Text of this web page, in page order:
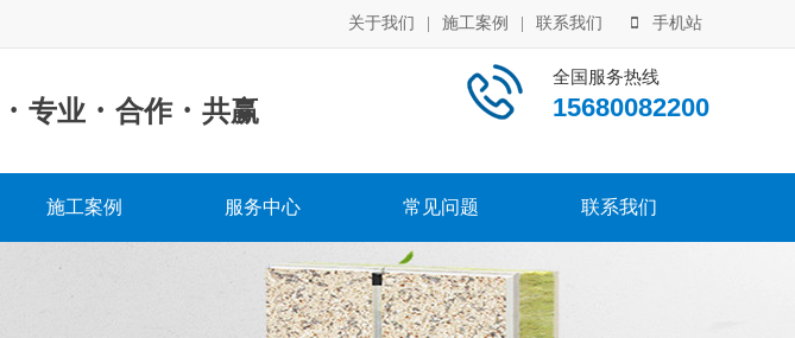
关于我们 施工案例 联系我们 手机站
· 专业 · 合作 · 共赢
全国服务热线
15680082200
施工案例 服务中心 常见问题 联系我们